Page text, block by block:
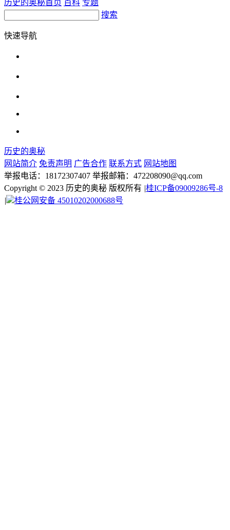
历史的奥秘首页 百科 专题
搜索
快速导航
历史的奥秘
网站简介 免责声明 广告合作 联系方式 网站地图
举报电话：18172307407 举报邮箱：472208090@qq.com
Copyright © 2023 历史的奥秘 版权所有 桂ICP备09009286号-8
桂公网安备 45010202000688号